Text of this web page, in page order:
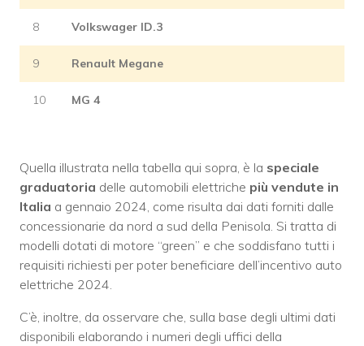
8 Volkswager ID.3
9 Renault Megane
10 MG 4
Quella illustrata nella tabella qui sopra, è la speciale
graduatoria delle automobili elettriche più vendute in
Italia a gennaio 2024, come risulta dai dati forniti dalle
concessionarie da nord a sud della Penisola. Si tratta di
modelli dotati di motore “green” e che soddisfano tutti i
requisiti richiesti per poter beneficiare dell’incentivo auto
elettriche 2024.
C’è, inoltre, da osservare che, sulla base degli ultimi dati
disponibili elaborando i numeri degli uffici della